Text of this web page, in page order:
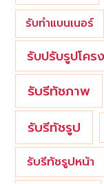
รับทำแบนเนอร์
รับปรับรูปโคร
รับรีทัชภาพ
รับรีทัชรูป
รับรีทัชรูปหน้า